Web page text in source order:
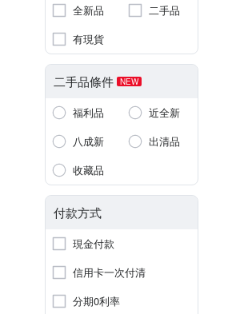
全新品
二手品
有現貨
二手品條件 NEW
福利品
近全新
八成新
出清品
收藏品
付款方式
現金付款
信用卡一次付清
分期0利率